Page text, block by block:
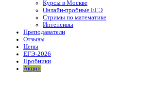
Курсы в Москве
Онлайн-пробные ЕГЭ
Стримы по математике
Интенсивы
Преподаватели
Отзывы
Цены
ЕГЭ-2026
Пробники
Акции